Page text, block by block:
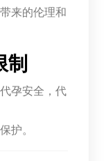
来的伦理和
制
孕安全，代
护。